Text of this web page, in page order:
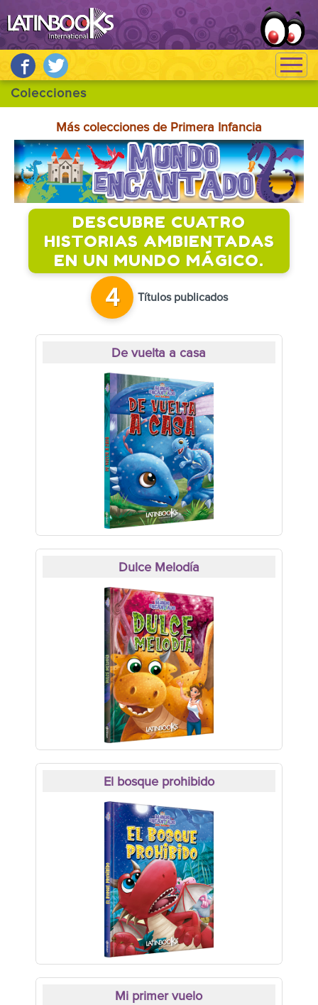
Más colecciones de Primera Infancia
DESCUBRE CUATRO
HISTORIAS AMBIENTADAS
EN UN MUNDO MÁGICO.
4 Títulos publicados
De vuelta a casa
Dulce Melodía
El bosque prohibido
Mi primer vuelo